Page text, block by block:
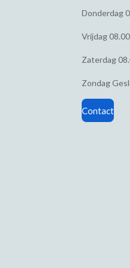
Donderdag
Vrijdag
Zaterdag
Zondag
Contact